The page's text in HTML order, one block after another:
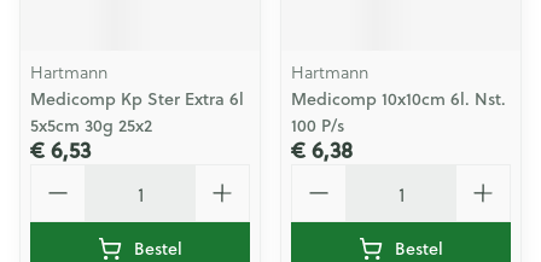
Hartmann
Medicomp Kp Ster Extra 6l
5x5cm 30g 25x2
€ 6,53
Bestel
Hartmann
Medicomp 10x10cm 6l. Nst.
100 P/s
€ 6,38
Bestel